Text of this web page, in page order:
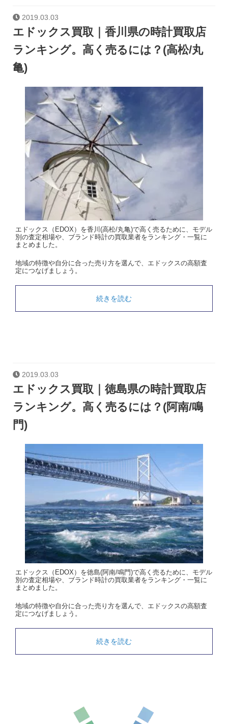
2019.03.03
エドックス買取｜香川県の時計買取店
ランキング。高く売るには？(高松/丸
亀)
エドックス（EDOX）を香川(高松/丸亀)で高く売るために、モデル
別の査定相場や、ブランド時計の買取業者をランキング・一覧に
まとめました。
地域の特徴や自分に合った売り方を選んで、エドックスの高額査
定につなげましょう。
続きを読む
2019.03.03
エドックス買取｜徳島県の時計買取店
ランキング。高く売るには？(阿南/鳴
門)
エドックス（EDOX）を徳島(阿南/鳴門)で高く売るために、モデル
別の査定相場や、ブランド時計の買取業者をランキング・一覧に
まとめました。
地域の特徴や自分に合った売り方を選んで、エドックスの高額査
定につなげましょう。
続きを読む